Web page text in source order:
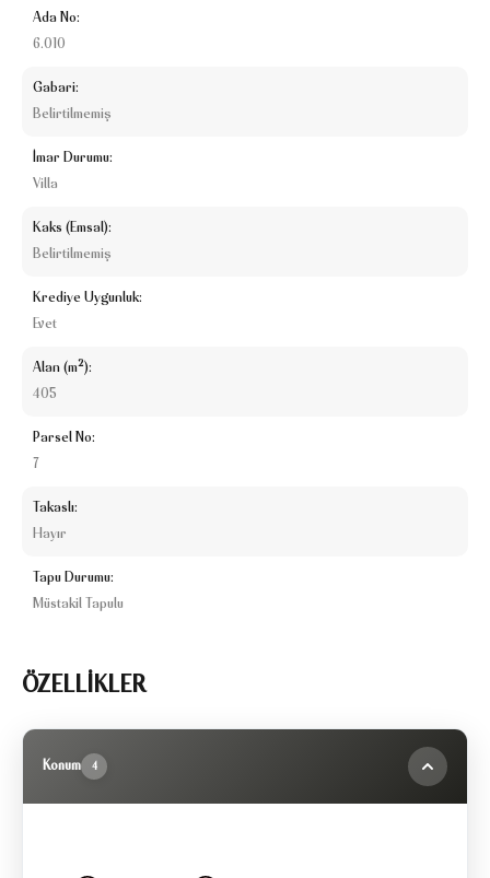
Ada No:
6.010
Gabari:
Belirtilmemiş
İmar Durumu:
Villa
Kaks (Emsal):
Belirtilmemiş
Krediye Uygunluk:
Evet
Alan (m²):
405
Parsel No:
7
Takaslı:
Hayır
Tapu Durumu:
Müstakil Tapulu
ÖZELLİKLER
Konum 4